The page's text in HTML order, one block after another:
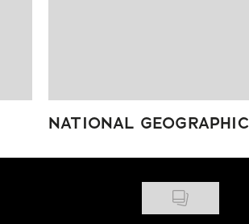
NATIONAL GEOGRAPHIC